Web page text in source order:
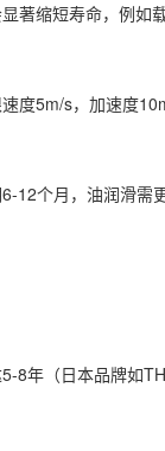
缩短寿命，例如
5m/s，加速度
个月，油润滑需更
年（日本品牌如